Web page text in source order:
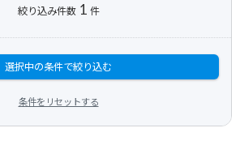
絞り込み件数 1 件
選択中の条件で絞り込む
条件をリセットする